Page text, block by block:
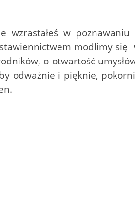
w poznawaniu
modlimy
o otwartość
odważnie i pięknie,